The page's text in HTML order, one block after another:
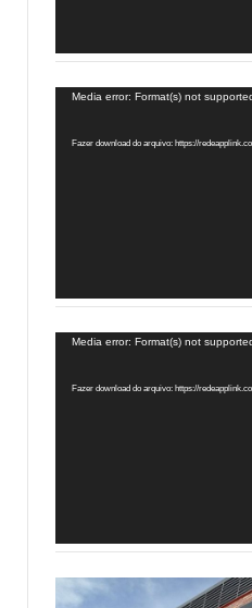
Tocador
vídeo
Media error: Format(s) not
Fazer download do arquivo: https://
Tocador
vídeo
Media error: Format(s) not
Fazer download do arquivo: https://